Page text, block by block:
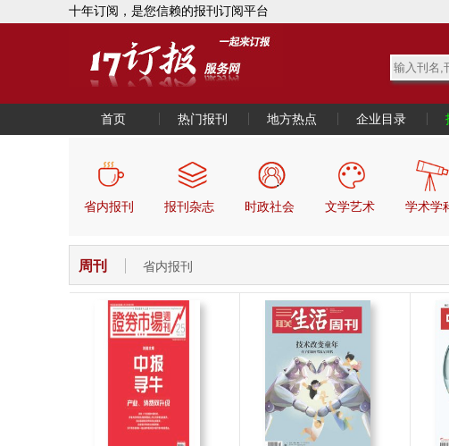
十年订阅，是您信赖的报刊订阅平台
首页 热门报刊 地方热点 企业目录
省内报刊 报刊杂志 时政社会 文学艺术 学术学
周刊 省内报刊